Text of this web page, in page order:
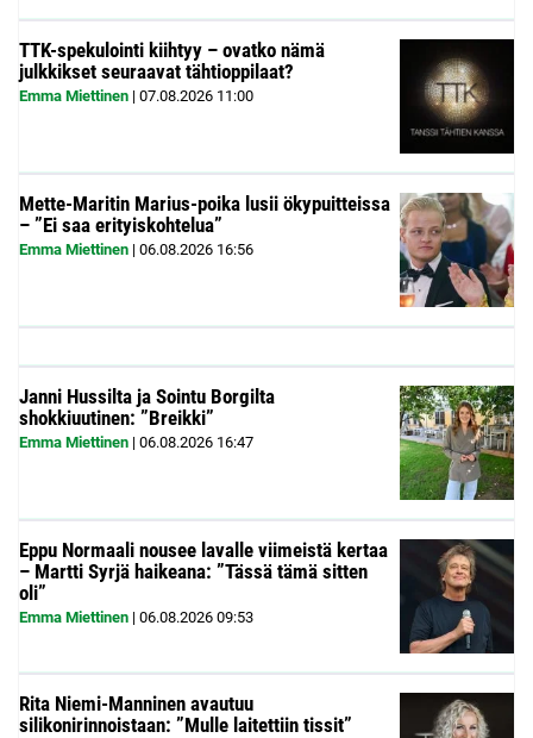
TTK-spekulointi kiihtyy – ovatko nämä
julkkikset seuraavat tähtioppilaat?
Emma Miettinen | 07.08.2026 11:00
Mette-Maritin Marius-poika lusii ökypuitteissa
– ”Ei saa erityiskohtelua”
Emma Miettinen | 06.08.2026 16:56
Janni Hussilta ja Sointu Borgilta
shokkiuutinen: ”Breikki”
Emma Miettinen | 06.08.2026 16:47
Eppu Normaali nousee lavalle viimeistä kertaa
– Martti Syrjä haikeana: ”Tässä tämä sitten
oli”
Emma Miettinen | 06.08.2026 09:53
Rita Niemi-Manninen avautuu
silikonirinnoistaan: ”Mulle laitettiin tissit”